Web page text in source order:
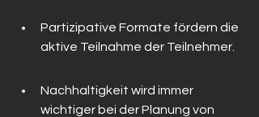
Partizipative Formate fördern die
aktive Teilnahme der Teilnehmer.
Nachhaltigkeit wird immer
wichtiger bei der Planung von